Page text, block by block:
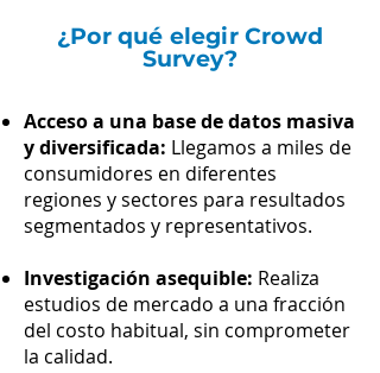
¿Por qué elegir Crowd
Survey?
Acceso a una base de datos masiva
y diversificada: Llegamos a miles de
consumidores en diferentes
regiones y sectores para resultados
segmentados y representativos.
Investigación asequible: Realiza
estudios de mercado a una fracción
del costo habitual, sin comprometer
la calidad.